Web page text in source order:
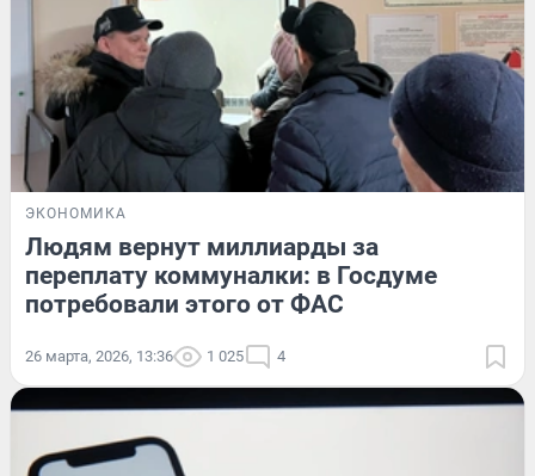
ЭКОНОМИКА
Людям вернут миллиарды за
переплату коммуналки: в Госдуме
потребовали этого от ФАС
26 марта, 2026, 13:36 1 025 4